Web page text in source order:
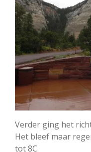
Verder ging het
Het bleef maar
tot 8C.